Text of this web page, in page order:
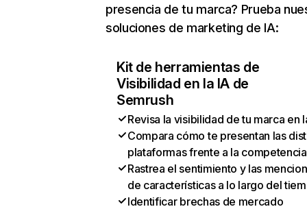
presencia de tu marca? Prueba
soluciones de marketing de IA:
Kit de herramientas de
Visibilidad en la IA de
Semrush
Revisa la visibilidad de tu marca en
Compara cómo te presentan las
plataformas frente a la competencia
Rastrea el sentimiento y las
de características a lo largo del
Identificar brechas de mercado